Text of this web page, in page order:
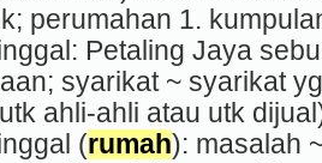
perumahan 1.
Petaling Jaya
syarikat ~ syarikat
ahli-ahli atau utk
(rumah): masalah